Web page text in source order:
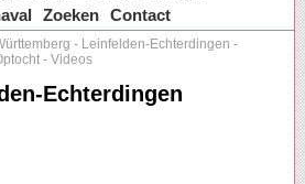
Zoeken Contact
- Leinfelden-Echterdingen -
- Videos
Echterdingen